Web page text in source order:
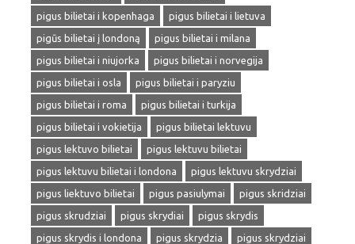
pigus bilietai i kopenhaga
pigus bilietai i lietuva
pigūs bilietai į londoną
pigus bilietai i milana
pigus bilietai i niujorka
pigus bilietai i norvegija
pigus bilietai i osla
pigus bilietai i paryziu
pigus bilietai i roma
pigus bilietai i turkija
pigus bilietai i vokietija
pigus bilietai lektuvu
pigus lektuvo bilietai
pigus lektuvu bilietai
pigus lektuvu bilietai i londona
pigus lektuvu skrydziai
pigus liektuvo bilietai
pigus pasiulymai
pigus skridziai
pigus skrudziai
pigus skrydiai
pigus skrydis
pigus skrydis i londona
pigus skrydzia
pigus skrydziai